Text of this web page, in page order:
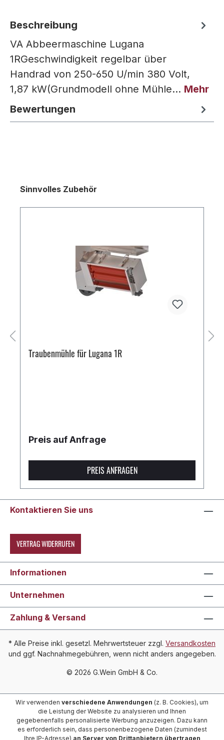
Beschreibung
VA Abbeermaschine Lugana
1RGeschwindigkeit regelbar über
Handrad von 250-650 U/min 380 Volt,
1,87 kW(Grundmodell ohne Mühle… Mehr
Bewertungen
Produktgalerie überspringen
Sinnvolles Zubehör
Traubenmühle für Lugana 1R
Preis auf Anfrage
PREIS ANFRAGEN
Kontaktieren Sie uns
VERTRAG WIDERRUFEN
Informationen
Unternehmen
Zahlung & Versand
* Alle Preise inkl. gesetzl. Mehrwertsteuer zzgl. Versandkosten
und ggf. Nachnahmegebühren, wenn nicht anders angegeben.
© 2026 G.Wein GmbH & Co.
Wir verwenden verschiedene Anwendungen (z. B. Cookies), um
die Leistung der Website zu analysieren und Ihnen
gegebenenfalls personalisierte Werbung anzuzeigen. Dazu kann
es erforderlich sein, dass personenbezogene Daten (zumindest
Ihre IP-Adresse) an Server von Drittanbietern übertragen